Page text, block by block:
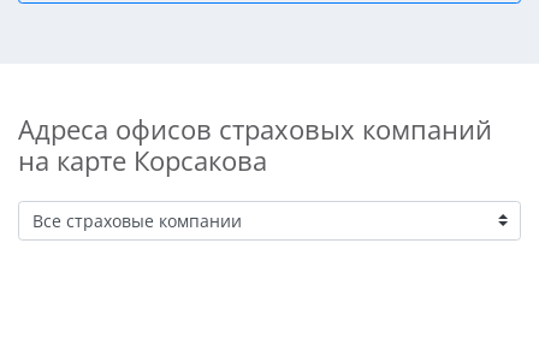
Адреса офисов страховых компаний
на карте Корсакова